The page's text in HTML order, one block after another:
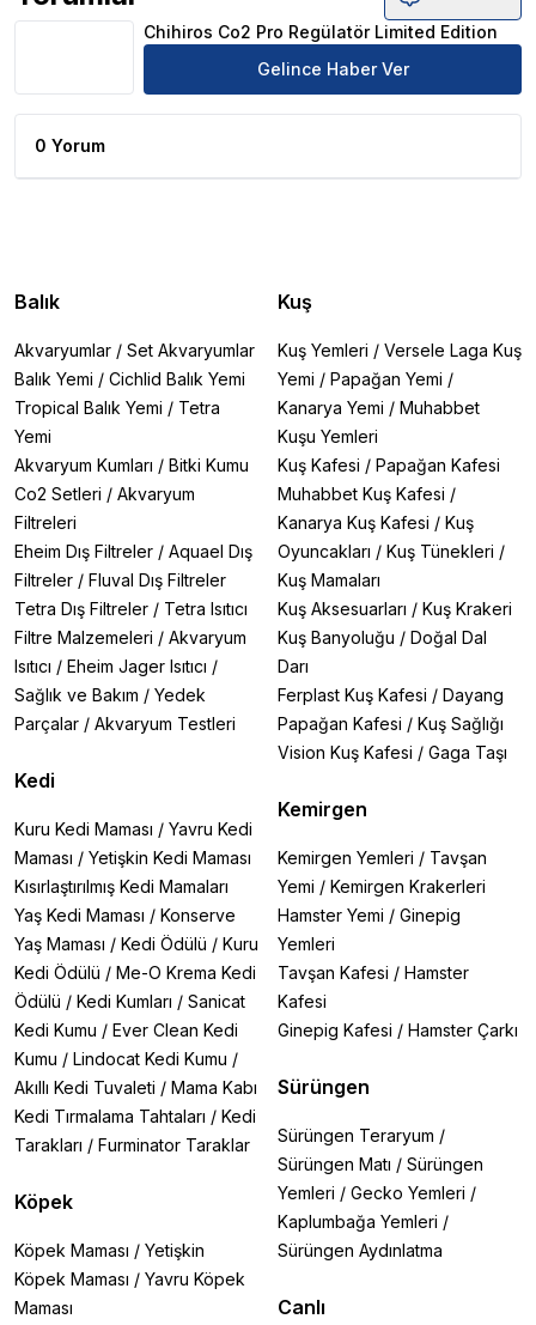
Chihiros Co2 Pro Regülatör Limited Edition Ürün
Chihiros Co2 Pro Regülatör Limited Edition
Gelince Haber Ver
0 Yorum
Balık
Akvaryumlar / Set Akvaryumlar
Balık Yemi / Cichlid Balık Yemi
Tropical Balık Yemi / Tetra
Yemi
Akvaryum Kumları / Bitki Kumu
Co2 Setleri / Akvaryum
Filtreleri
Eheim Dış Filtreler / Aquael Dış
Filtreler / Fluval Dış Filtreler
Tetra Dış Filtreler / Tetra Isıtıcı
Filtre Malzemeleri / Akvaryum
Isıtıcı / Eheim Jager Isıtıcı /
Sağlık ve Bakım / Yedek
Parçalar / Akvaryum Testleri
Kedi
Kuru Kedi Maması / Yavru Kedi
Maması / Yetişkin Kedi Maması
Kısırlaştırılmış Kedi Mamaları
Yaş Kedi Maması / Konserve
Yaş Maması / Kedi Ödülü / Kuru
Kedi Ödülü / Me-O Krema Kedi
Ödülü / Kedi Kumları / Sanicat
Kedi Kumu / Ever Clean Kedi
Kumu / Lindocat Kedi Kumu /
Akıllı Kedi Tuvaleti / Mama Kabı
Kedi Tırmalama Tahtaları / Kedi
Tarakları / Furminator Taraklar
Köpek
Köpek Maması / Yetişkin
Köpek Maması / Yavru Köpek
Maması
Kuş
Kuş Yemleri / Versele Laga Kuş
Yemi / Papağan Yemi /
Kanarya Yemi / Muhabbet
Kuşu Yemleri
Kuş Kafesi / Papağan Kafesi
Muhabbet Kuş Kafesi /
Kanarya Kuş Kafesi / Kuş
Oyuncakları / Kuş Tünekleri /
Kuş Mamaları
Kuş Aksesuarları / Kuş Krakeri
Kuş Banyoluğu / Doğal Dal
Darı
Ferplast Kuş Kafesi / Dayang
Papağan Kafesi / Kuş Sağlığı
Vision Kuş Kafesi / Gaga Taşı
Kemirgen
Kemirgen Yemleri / Tavşan
Yemi / Kemirgen Krakerleri
Hamster Yemi / Ginepig
Yemleri
Tavşan Kafesi / Hamster
Kafesi
Ginepig Kafesi / Hamster Çarkı
Sürüngen
Sürüngen Teraryum /
Sürüngen Matı / Sürüngen
Yemleri / Gecko Yemleri /
Kaplumbağa Yemleri /
Sürüngen Aydınlatma
Canlı